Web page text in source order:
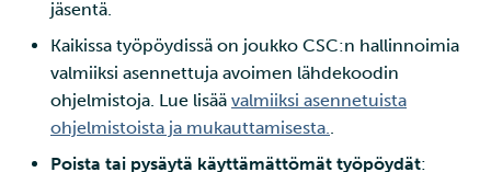
jäsentä.
Kaikissa työpöydissä on joukko CSC:n hallinnoimia
valmiiksi asennettuja avoimen lähdekoodin
ohjelmistoja. Lue lisää valmiiksi asennetuista
ohjelmistoista ja mukauttamisesta.
Poista tai pysäytä käyttämättömät työpöydät: